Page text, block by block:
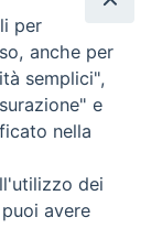
dell’Ordinario, al
Celebrazione a
per
anche per
semplici",
e
nella
dei
avere